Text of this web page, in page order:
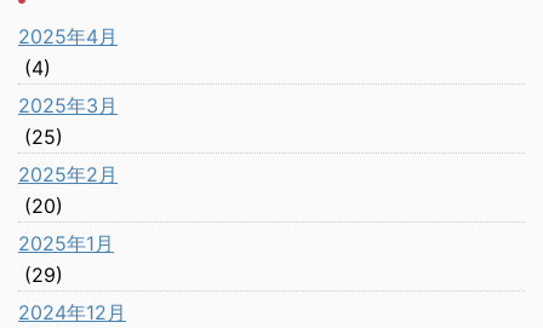
2025年4月
(4)
2025年3月
(25)
2025年2月
(20)
2025年1月
(29)
2024年12月